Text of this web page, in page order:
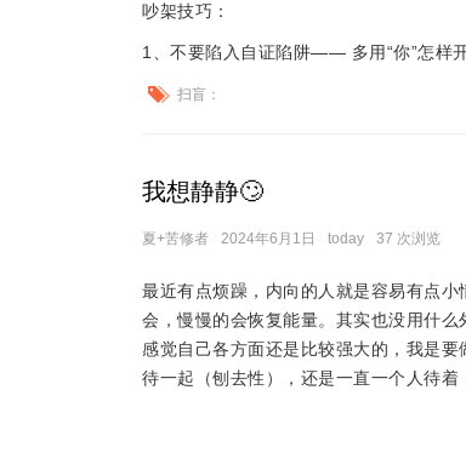
吵架技巧：
1、不要陷入自证陷阱—— 多用“你”怎样
扫盲：
我想静静🙄
夏+苦修者 2024年6月1日 today 37 次浏览
最近有点烦躁，内向的人就是容易有点
会，慢慢的会恢复能量。其实也没用什么
感觉自己各方面还是比较强大的，我是
待一起（刨去性），还是一直一个人待着